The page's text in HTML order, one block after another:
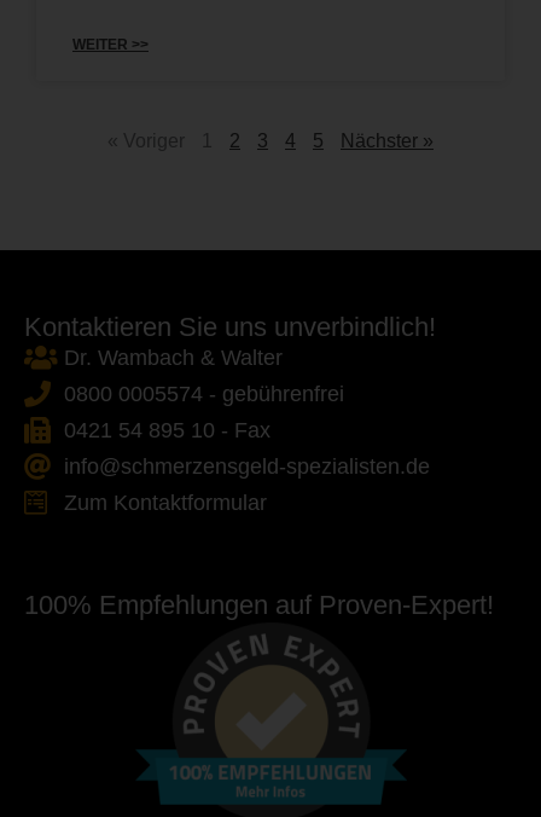
WEITER >>
« Voriger 2 3 4 5 Nächster »
Kontaktieren Sie uns unverbindlich!
Dr. Wambach & Walter
0800 0005574 - gebührenfrei
0421 54 895 10 - Fax
info@schmerzensgeld-spezialisten.de
Zum Kontaktformular
100% Empfehlungen auf Proven-Expert!